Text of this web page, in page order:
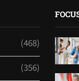
(468)
(356)